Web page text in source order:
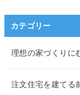
カテゴリー
理想の家づくりに
注文住宅を建てる